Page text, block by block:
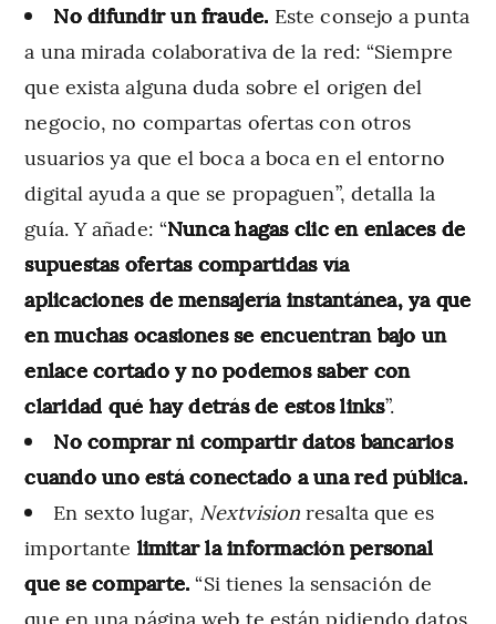
No difundir un fraude. Este consejo a punta
a una mirada colaborativa de la red: “Siempre
que exista alguna duda sobre el origen del
negocio, no compartas ofertas con otros
usuarios ya que el boca a boca en el entorno
digital ayuda a que se propaguen”, detalla la
guía. Y añade: “Nunca hagas clic en enlaces de
supuestas ofertas compartidas vía
aplicaciones de mensajería instantánea, ya que
en muchas ocasiones se encuentran bajo un
enlace cortado y no podemos saber con
claridad qué hay detrás de estos links”.
No comprar ni compartir datos bancarios
cuando uno está conectado a una red pública.
En sexto lugar, Nextvisionresalta que es
importante limitar la información personal
que se comparte.“Si tienes la sensación de
que en una página web te están pidiendo datos